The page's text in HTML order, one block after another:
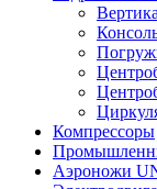
Компрессоры
Аэроножи